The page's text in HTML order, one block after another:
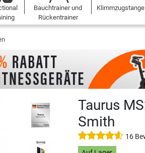
Bauchtrainer und
Rückentrainer
Klimmzugstange
Taurus
Smith
16